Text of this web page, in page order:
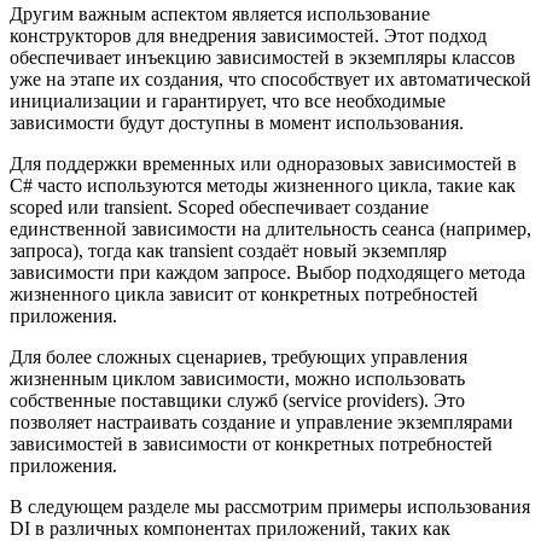
Другим важным аспектом является использование
конструкторов для внедрения зависимостей. Этот подход
обеспечивает инъекцию зависимостей в экземпляры классов
уже на этапе их создания, что способствует их автоматической
инициализации и гарантирует, что все необходимые
зависимости будут доступны в момент использования.
Для поддержки временных или одноразовых зависимостей в
C# часто используются методы жизненного цикла, такие как
scoped или transient. Scoped обеспечивает создание
единственной зависимости на длительность сеанса (например,
запроса), тогда как transient создаёт новый экземпляр
зависимости при каждом запросе. Выбор подходящего метода
жизненного цикла зависит от конкретных потребностей
приложения.
Для более сложных сценариев, требующих управления
жизненным циклом зависимости, можно использовать
собственные поставщики служб (service providers). Это
позволяет настраивать создание и управление экземплярами
зависимостей в зависимости от конкретных потребностей
приложения.
В следующем разделе мы рассмотрим примеры использования
DI в различных компонентах приложений, таких как